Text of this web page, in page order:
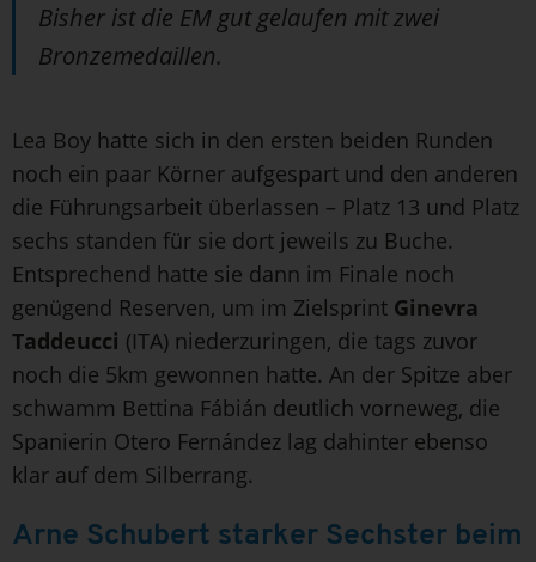
Bisher ist die EM gut gelaufen mit zwei
Bronzemedaillen.
Lea Boy hatte sich in den ersten beiden Runden
noch ein paar Körner aufgespart und den anderen
die Führungsarbeit überlassen – Platz 13 und Platz
sechs standen für sie dort jeweils zu Buche.
Entsprechend hatte sie dann im Finale noch
genügend Reserven, um im Zielsprint Ginevra
Taddeucci (ITA) niederzuringen, die tags zuvor
noch die 5km gewonnen hatte. An der Spitze aber
schwamm Bettina Fábián deutlich vorneweg, die
Spanierin Otero Fernández lag dahinter ebenso
klar auf dem Silberrang.
Arne Schubert starker Sechster beim